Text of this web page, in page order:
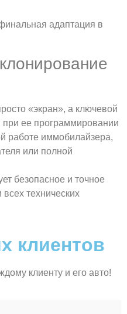
адаптация в
«экран», а ключевой
ее программировании
работе иммобилайзера,
или полной
безопасное и точное
технических
клиентов
клиенту и его авто!